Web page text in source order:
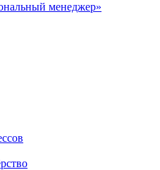
менеджер»